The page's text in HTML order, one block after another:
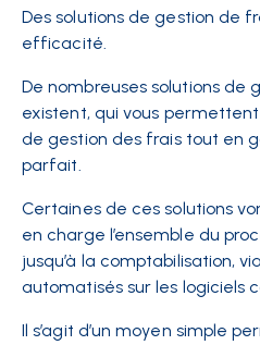
Des solutions de gestion de
efficacité.
De nombreuses solutions de
existent, qui vous
de gestion des frais tout en
parfait.
Certaines de ces solutions
en charge l’ensemble du
jusqu’à la comptabilisation,
automatisés sur les logiciels
Il s’agit d’un moyen simple